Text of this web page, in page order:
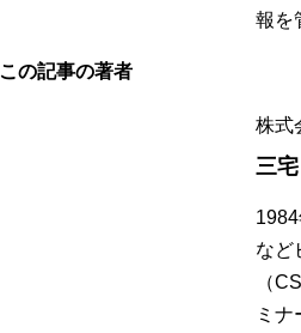
報を
この記事の著者
株式
三
など
（
ミナ